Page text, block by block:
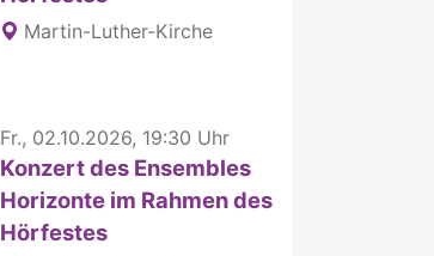
Martin-Luther-Kirche
Fr., 02.10.2026, 19:30 Uhr
Konzert des Ensembles
Horizonte im Rahmen des
Hörfestes